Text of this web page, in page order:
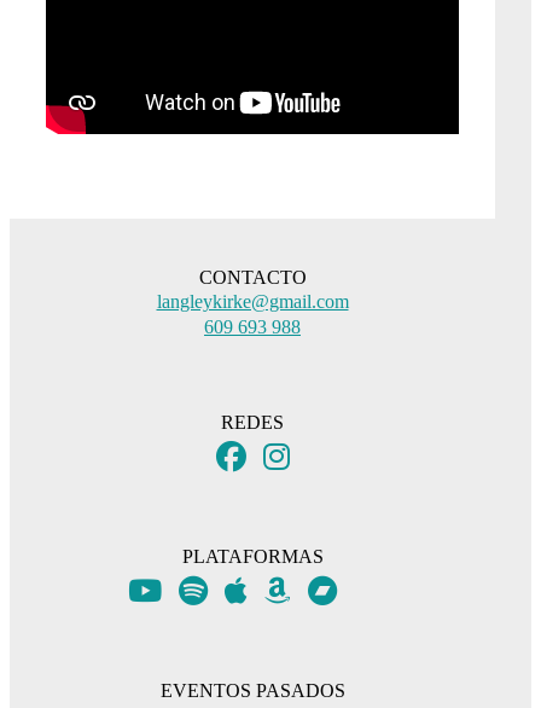
CONTACTO
langleykirke@gmail.com
609 693 988
REDES
PLATAFORMAS
EVENTOS PASADOS